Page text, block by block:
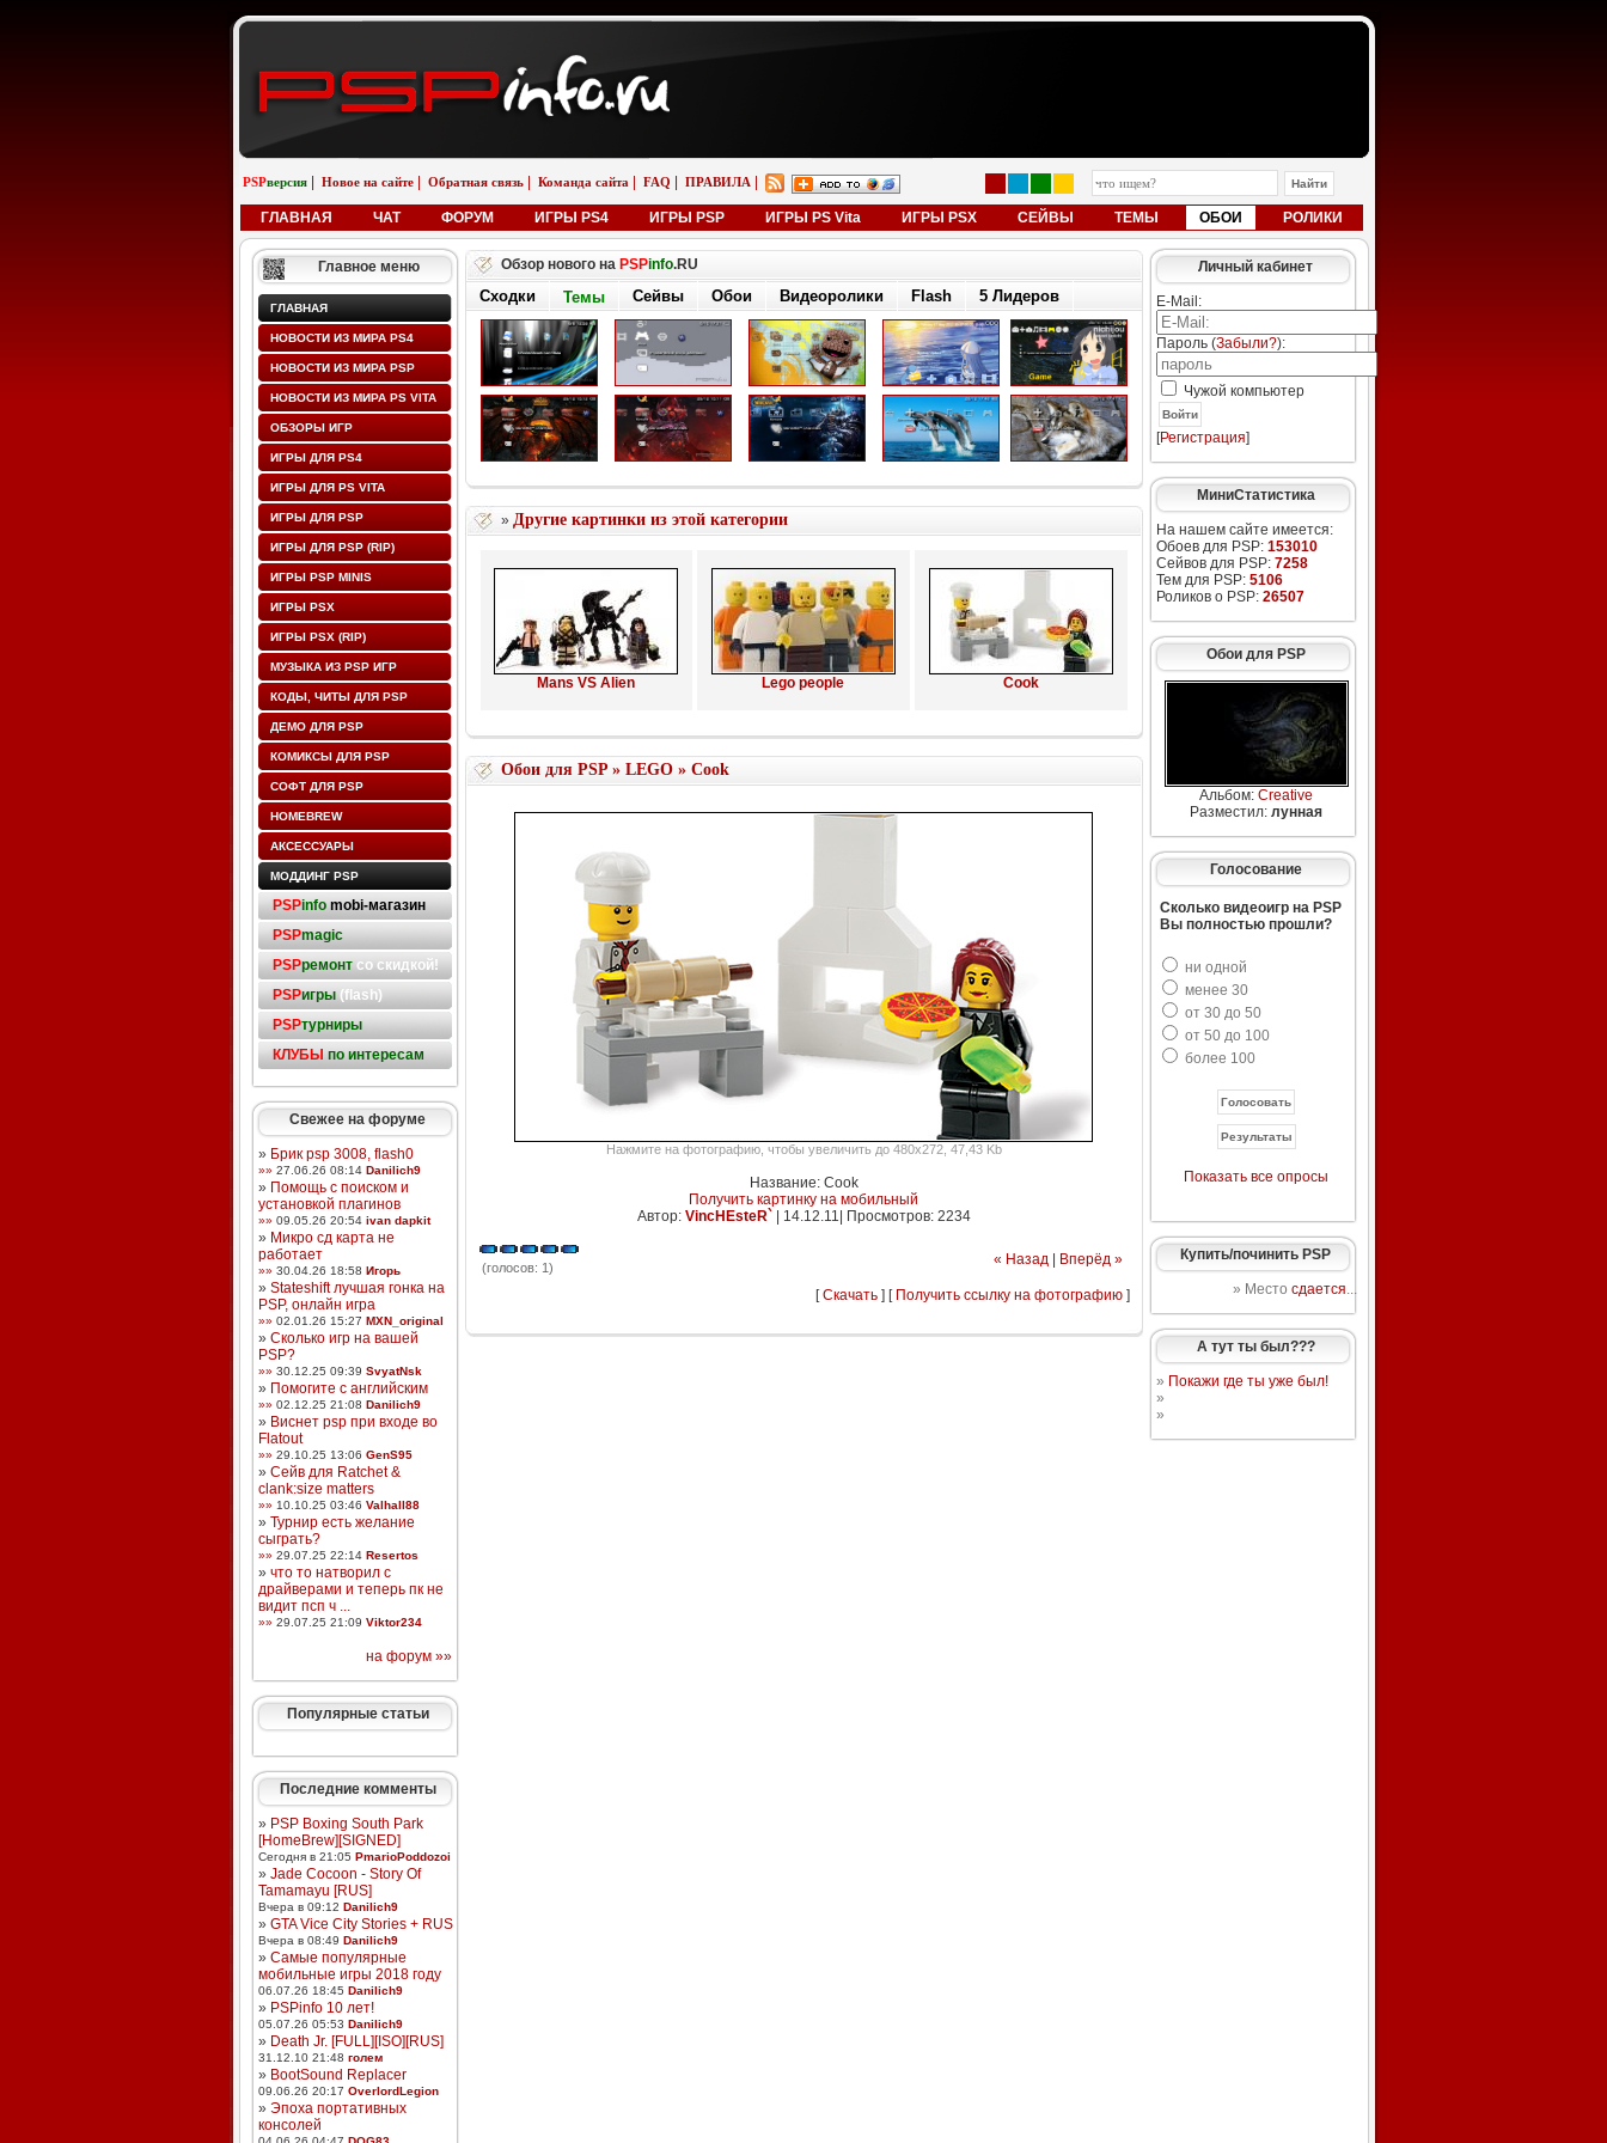
PSPверсия Новое на сайте Обратная связь Команда сайта FAQ ПРАВИЛА
ГЛАВНАЯ ЧАТ ФОРУМ ИГРЫ PS4 ИГРЫ PSP ИГРЫ PS Vita ИГРЫ PSX СЕЙВЫ ТЕМЫ ОБОИ РОЛИКИ
Главное меню
ГЛАВНАЯ
НОВОСТИ ИЗ МИРА PS4
НОВОСТИ ИЗ МИРА PSP
НОВОСТИ ИЗ МИРА PS VITA
ОБЗОРЫ ИГР
ИГРЫ ДЛЯ PS4
ИГРЫ ДЛЯ PS VITA
ИГРЫ ДЛЯ PSP
ИГРЫ ДЛЯ PSP (RIP)
ИГРЫ PSP MINIS
ИГРЫ PSX
ИГРЫ PSX (RIP)
МУЗЫКА ИЗ PSP ИГР
КОДЫ, ЧИТЫ ДЛЯ PSP
ДЕМО ДЛЯ PSP
КОМИКСЫ ДЛЯ PSP
СОФТ ДЛЯ PSP
HOMEBREW
АКСЕССУАРЫ
МОДДИНГ PSP
PSPinfo mobi-магазин
PSPmagic
PSPремонтсо скидкой!
PSPигры(flash)
PSPтурниры
КЛУБЫ по интересам
Свежее на форуме
» Брик psp 3008, flash0
»» 27.06.26 08:14 Danilich9
» Помощь с поиском и
установкой плагинов
»» 09.05.26 20:54 ivan dapkit
» Микро сд карта не
работает
»» 30.04.26 18:58 Игорь
» Stateshift лучшая гонка на
PSP, онлайн игра
»» 02.01.26 15:27 MXN_original
» Сколько игр на вашей
PSP?
»» 30.12.25 09:39 SvyatNsk
» Помогите с английским
»» 02.12.25 21:08 Danilich9
» Виснет psp при входе во
Flatout
»» 29.10.25 13:06 GenS95
» Сейв для Ratchet &
clank:size matters
»» 10.10.25 03:46 Valhall88
» Турнир есть желание
сыграть?
»» 29.07.25 22:14 Resertos
» что то натворил с
драйверами и теперь пк не
видит псп ч ...
»» 29.07.25 21:09 Viktor234
на форум »»
Популярные статьи
Последние комменты
» PSP Boxing South Park
[HomeBrew][SIGNED]
Сегодня в 21:05 PmarioPoddozoi
» Jade Cocoon - Story Of
Tamamayu [RUS]
Вчера в 09:12 Danilich9
» GTA Vice City Stories + RUS
Вчера в 08:49 Danilich9
» Самые популярные
мобильные игры 2018 году
06.07.26 18:45 Danilich9
» PSPinfo 10 лет!
05.07.26 05:53 Danilich9
» Death Jr. [FULL][ISO][RUS]
31.12.10 21:48 голем
» BootSound Replacer
09.06.26 20:17 OverlordLegion
» Эпоха портативных
консолей
Обзор нового на PSPinfo.RU
Сходки Темы Сейвы Обои Видеоролики Flash 5 Лидеров
» Другие картинки из этой категории
Mans VS Alien Lego people Cook
Обои для PSP» LEGO» Cook
Нажмите на фотографию, чтобы увеличить до 480x272, 47,43 Kb
Название: Cook
Получить картинку на мобильный
Автор: VincHEsteR`| 14.12.11| Просмотров: 2234
(голосов: 1) « Назад| Вперёд »
[Скачать] [ Получить ссылку на фотографию]
Личный кабинет
E-Mail:
Пароль (Забыли?):
Чужой компьютер
Войти
[Регистрация]
МиниСтатистика
На нашем сайте имеется:
Обоев для PSP: 153010
Сейвов для PSP: 7258
Тем для PSP: 5106
Роликов о PSP: 26507
Обои для PSP
Альбом: Creative
Разместил: лунная
Голосование
Сколько видеоигр на PSP
Вы полностью прошли?
ни одной
менее 30
от 30 до 50
от 50 до 100
более 100
Показать все опросы
Купить/починить PSP
» Место сдается...
А тут ты был???
» Покажи где ты уже был!
»
»